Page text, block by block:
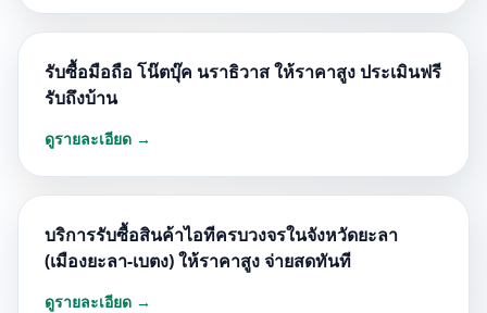
รับซื้อมือถือ โน๊ตบุ๊ค นราธิวาส ให้ราคาสูง ประเมินฟรี
รับถึงบ้าน
ดูรายละเอียด →
บริการรับซื้อสินค้าไอทีครบวงจรในจังหวัดยะลา
(เมืองยะลา-เบตง) ให้ราคาสูง จ่ายสดทันที
ดูรายละเอียด →